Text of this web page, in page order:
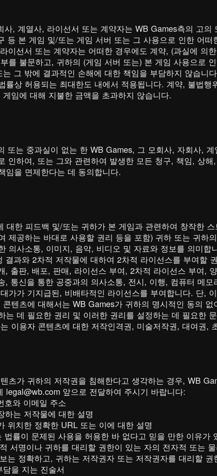
, 계열사, 라이선서 또는 계약자는 WB Games측의 고
등 본 게임 및/또는 게임 서버 또는 그 사용으로 인한 어
이선서 또는 계약자는 어떠한 경우에도 계약, (과실에 의
를 불문하고, 귀하의 (게임 서버 또는) 본 게임 사용으로
그 밖에 결과적인 손해에 대한 책임을 부담하지 않습니
률상 허용되는 최대한도 내에서 적용됩니다. 계약, 불법
임에 대해 지불한 금액을 초과하지 않습니다.
또는 중과실이 없는 한 WB Games, 그 모회사, 자회사,
인하여, 또는 그와 관련하여 발생한 모든 청구, 책임, 상
임을 면제한다는 데 동의합니다.
대한 피드백 및/또는 귀하가 본 게임과 관련하여 창작한
제공하는 바대로 사용할 권리 등을 포함) 귀하 또는 귀하
의사소통, 이미지, 음악, 비디오 및 자료와 정보를 의미
결과와 2차적 저작물에 대하여 2차적 라이선스를 부여할
, 출판, 배포, 판매, 라이선스 부여, 2차적 라이선스 부여,
, 통신을 통한 공중과의 의사소통, 전시, 이행, 컴퓨터 메
가가 기지급된, 비배타적인 라이선스를 부여합니다. 단,
텐츠에 대해서는 WB Games가 귀하의 명시적인 동의
는 데 필요한 권리 및 이러한 권리를 설정하는 데 필요한
이용자 콘텐츠에 대한 저작인격권, 미술저작권, 대여권,
츠가 귀하의 저작권을 침해한다고 생각하는 경우, WB
legal@wb.com 앞으로 전달하여 주시기 바랍니다:
호와 이메일 주소
하는 저작물에 대한 설명
위치한 정확한 URL 또는 이에 대한 설명
률이 문제된 사용을 허용한 바 없다고 믿을 만한 이유가
서명이나 귀하를 대리할 권한이 있는 자의 전자적 또는
는 정확하고, 귀하는 저작권자 또는 저작권자를 대리할
을 지는 진술서